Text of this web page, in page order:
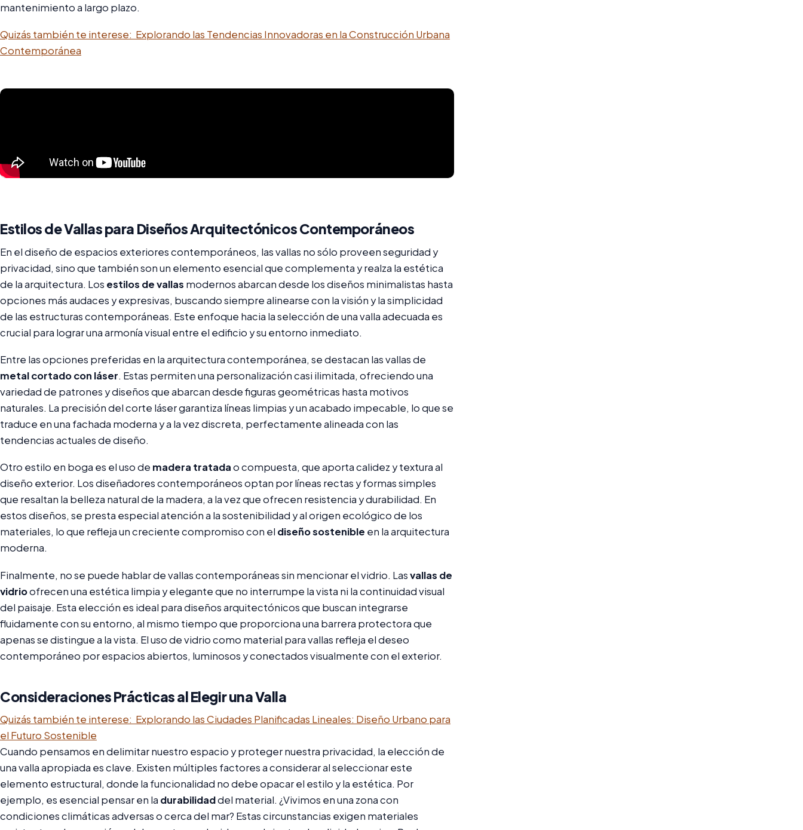
mantenimiento a largo plazo.
Quizás también te interese: Explorando las Tendencias Innovadoras en la Construcción Urbana
Contemporánea
Estilos de Vallas para Diseños Arquitectónicos Contemporáneos
En el diseño de espacios exteriores contemporáneos, las vallas no sólo proveen seguridad y
privacidad, sino que también son un elemento esencial que complementa y realza la estética
de la arquitectura. Los estilos de vallas modernos abarcan desde los diseños minimalistas hasta
opciones más audaces y expresivas, buscando siempre alinearse con la visión y la simplicidad
de las estructuras contemporáneas. Este enfoque hacia la selección de una valla adecuada es
crucial para lograr una armonía visual entre el edificio y su entorno inmediato.
Entre las opciones preferidas en la arquitectura contemporánea, se destacan las vallas de
metal cortado con láser. Estas permiten una personalización casi ilimitada, ofreciendo una
variedad de patrones y diseños que abarcan desde figuras geométricas hasta motivos
naturales. La precisión del corte láser garantiza líneas limpias y un acabado impecable, lo que se
traduce en una fachada moderna y a la vez discreta, perfectamente alineada con las
tendencias actuales de diseño.
Otro estilo en boga es el uso de madera tratadao compuesta, que aporta calidez y textura al
diseño exterior. Los diseñadores contemporáneos optan por líneas rectas y formas simples
que resaltan la belleza natural de la madera, a la vez que ofrecen resistencia y durabilidad. En
estos diseños, se presta especial atención a la sostenibilidad y al origen ecológico de los
materiales, lo que refleja un creciente compromiso con el diseño sostenible en la arquitectura
moderna.
Finalmente, no se puede hablar de vallas contemporáneas sin mencionar el vidrio. Lasvallas de
vidrioofrecen una estética limpia y elegante que no interrumpe la vista ni la continuidad visual
del paisaje. Esta elección es ideal para diseños arquitectónicos que buscan integrarse
fluidamente con su entorno, al mismo tiempo que proporciona una barrera protectora que
apenas se distingue a la vista. El uso de vidrio como material para vallas refleja el deseo
contemporáneo por espacios abiertos, luminosos y conectados visualmente con el exterior.
Consideraciones Prácticas al Elegir una Valla
Quizás también te interese: Explorando las Ciudades Planificadas Lineales: Diseño Urbano para
el Futuro Sostenible
Cuando pensamos en delimitar nuestro espacio y proteger nuestra privacidad, la elección de
una valla apropiada es clave. Existen múltiples factores a considerar al seleccionar este
elemento estructural, donde la funcionalidad no debe opacar el estilo y la estética. Por
ejemplo, es esencial pensar en la durabilidaddel material. ¿Vivimos en una zona con
condiciones climáticas adversas o cerca del mar? Estas circunstancias exigen materiales